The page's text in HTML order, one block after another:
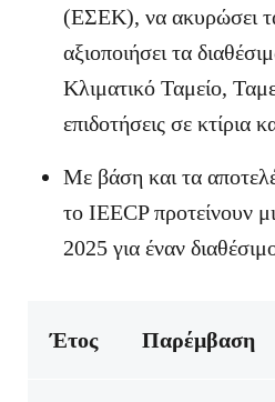
(ΕΣΕΚ), να ακυρώσει
αξιοποιήσει τα
Κλιματικό Ταμείο,
επιδοτήσεις σε κτίρια
Με βάση και τα
το IEECP προτείνουν
2025 για έναν
Έτος Παρέμβαση